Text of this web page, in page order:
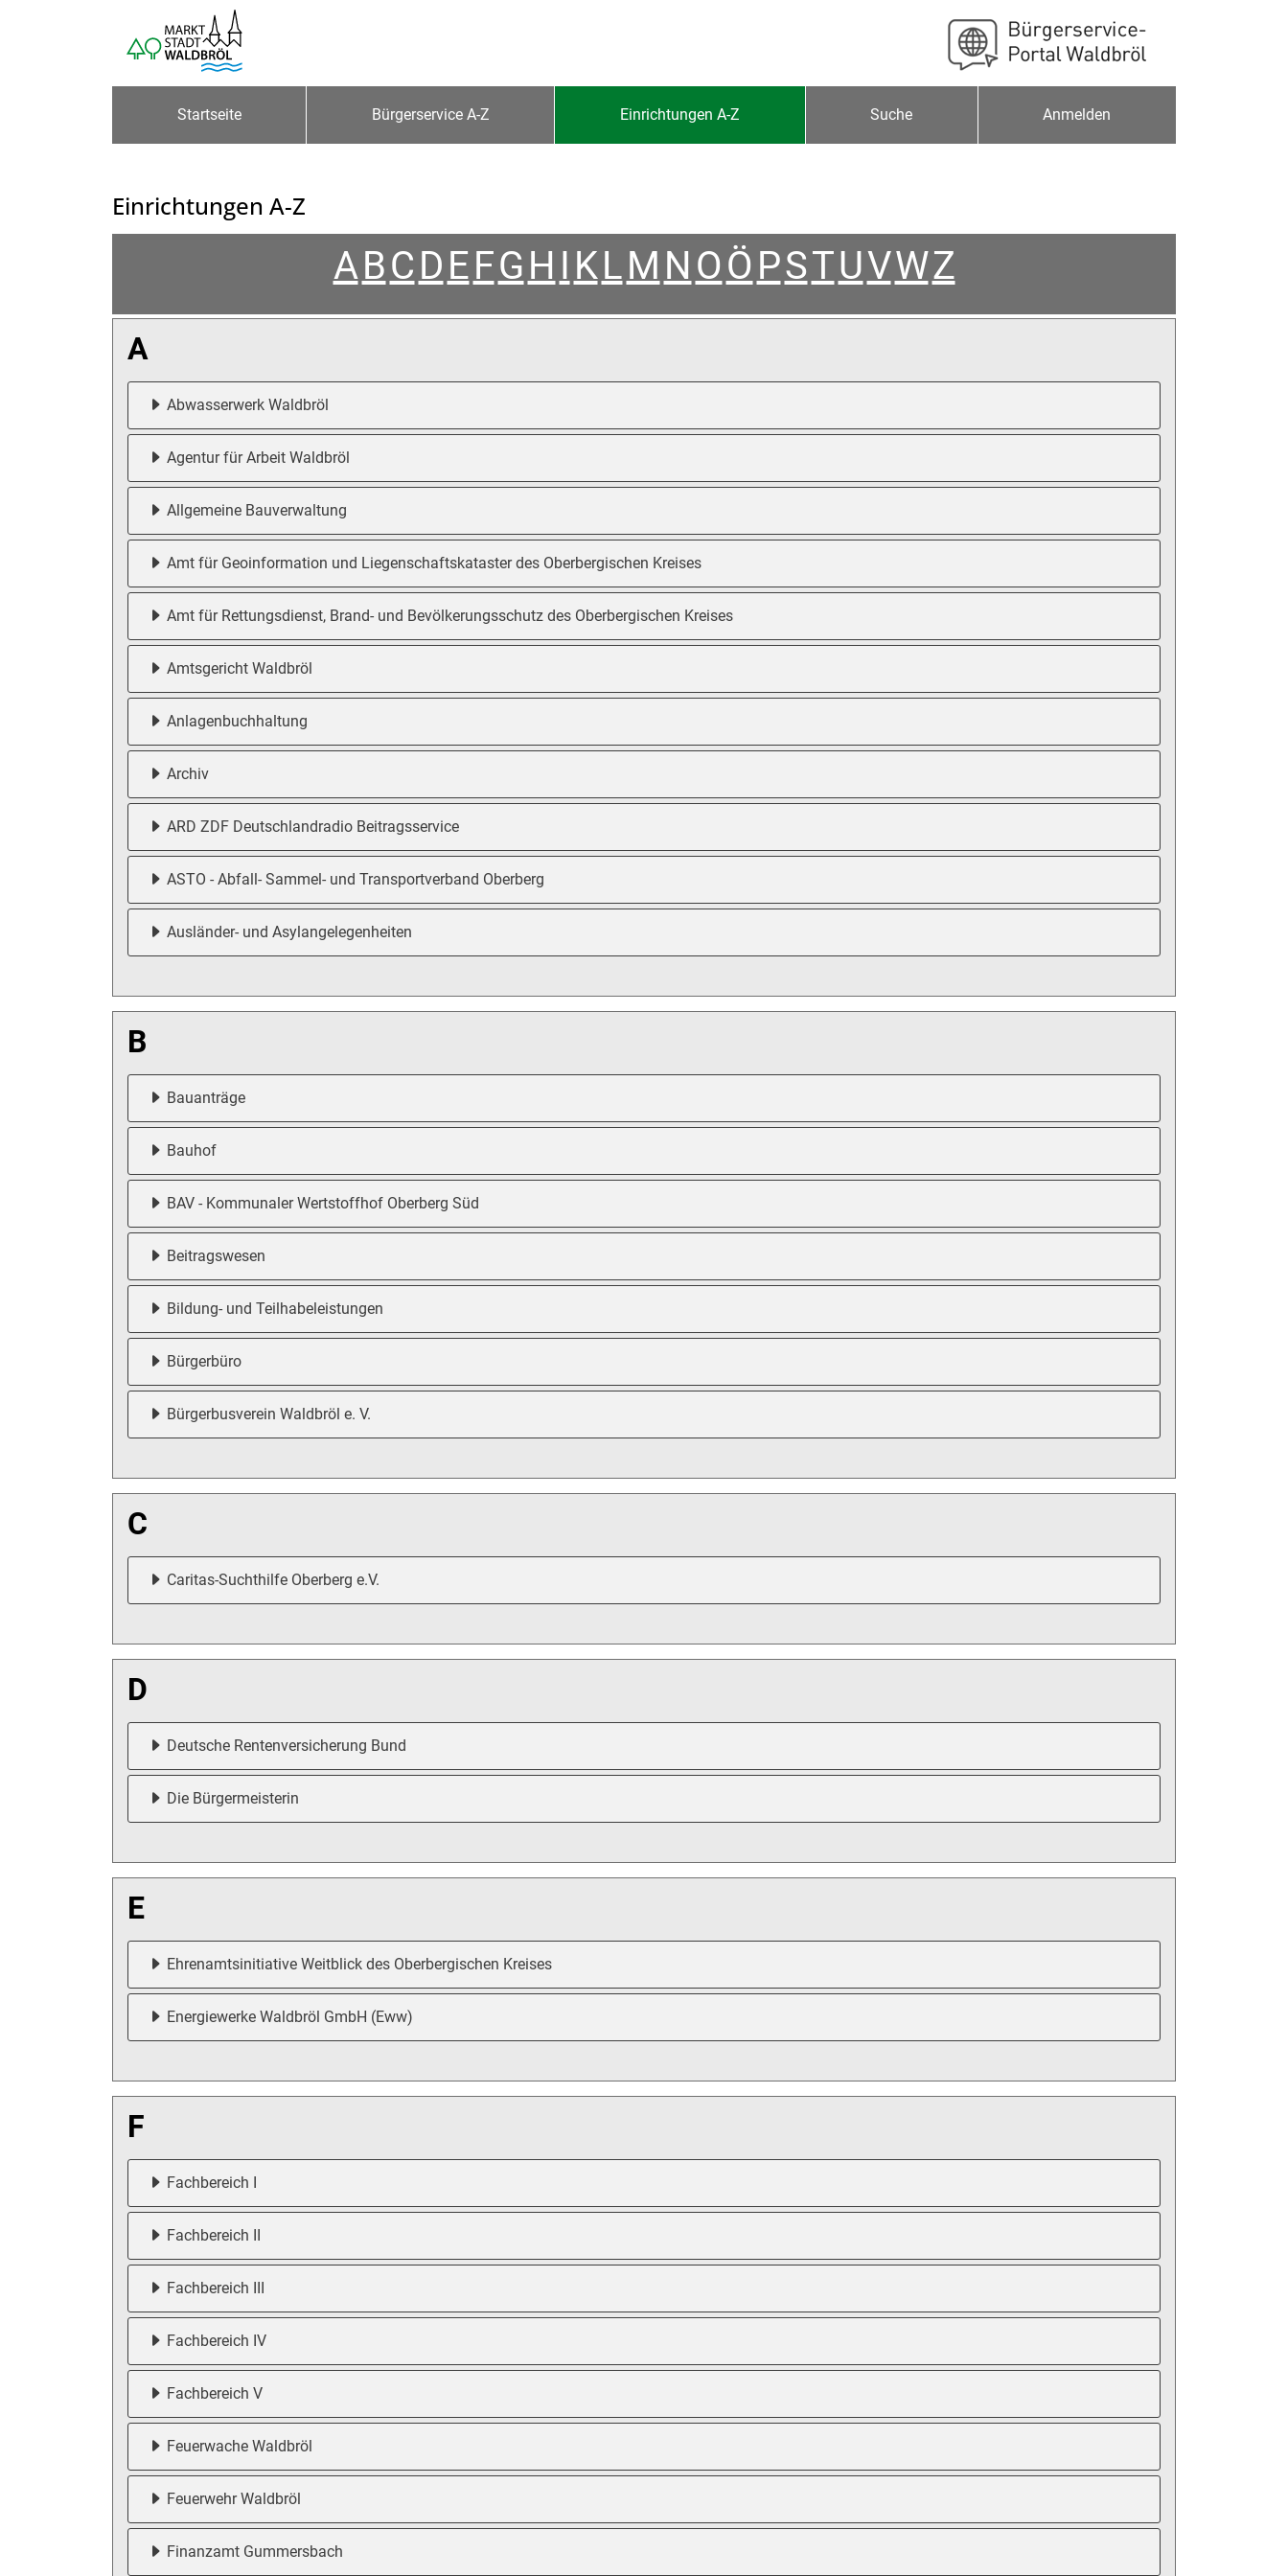
Startseite Bürgerservice A-Z Einrichtungen A-Z Suche Anmelden
Einrichtungen A-Z
ABCDEFGH I KLM N OÖPSTUVWZ
A
Abwasserwerk Waldbröl
Agentur für Arbeit Waldbröl
Allgemeine Bauverwaltung
Amt für Geoinformation und Liegenschaftskataster des Oberbergischen Kreises
Amt für Rettungsdienst, Brand- und Bevölkerungsschutz des Oberbergischen Kreises
Amtsgericht Waldbröl
Anlagenbuchhaltung
Archiv
ARD ZDF Deutschlandradio Beitragsservice
ASTO - Abfall- Sammel- und Transportverband Oberberg
Ausländer- und Asylangelegenheiten
B
Bauanträge
Bauhof
BAV - Kommunaler Wertstoffhof Oberberg Süd
Beitragswesen
Bildung- und Teilhabeleistungen
Bürgerbüro
Bürgerbusverein Waldbröl e. V.
C
Caritas-Suchthilfe Oberberg e.V.
D
Deutsche Rentenversicherung Bund
Die Bürgermeisterin
E
Ehrenamtsinitiative Weitblick des Oberbergischen Kreises
Energiewerke Waldbröl GmbH (Eww)
F
Fachbereich I
Fachbereich II
Fachbereich III
Fachbereich IV
Fachbereich V
Feuerwache Waldbröl
Feuerwehr Waldbröl
Finanzamt Gummersbach